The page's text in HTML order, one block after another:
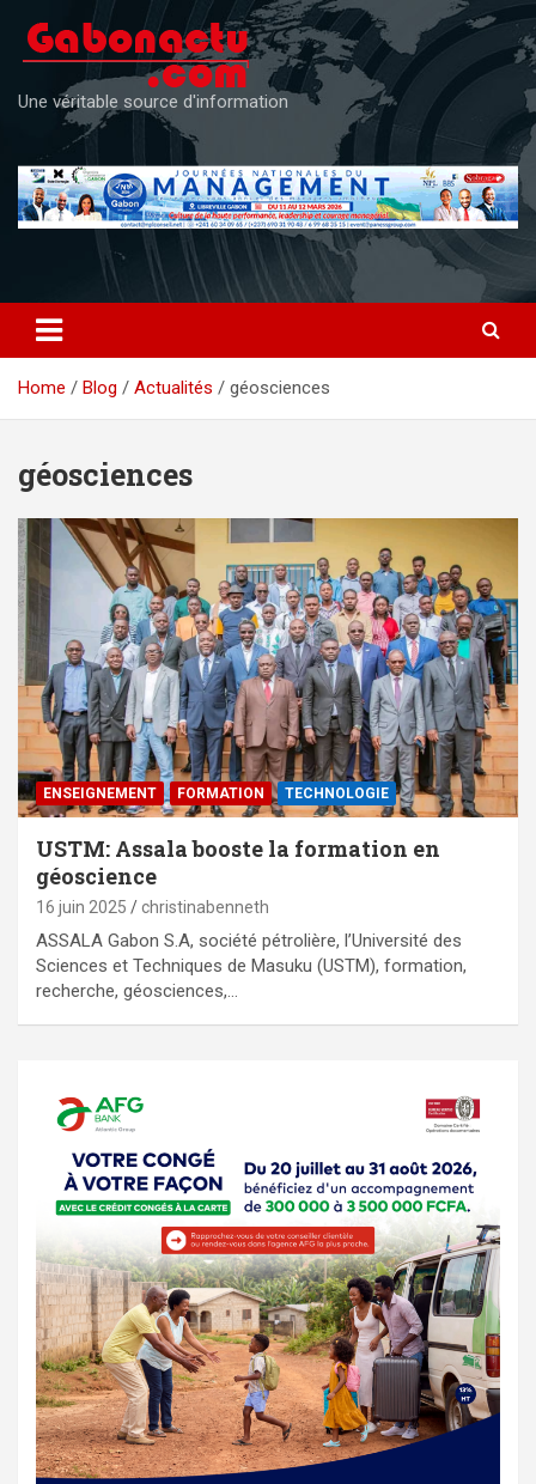
content
Une véritable source d'information
Home Blog Actualités géosciences
géosciences
ENSEIGNEMENT FORMATION TECHNOLOGIE
USTM: Assala booste la formation en
géoscience
16 juin 2025 christinabenneth
ASSALA Gabon S.A, société pétrolière, l’Université des
Sciences et Techniques de Masuku (USTM), formation,
recherche, géosciences,…